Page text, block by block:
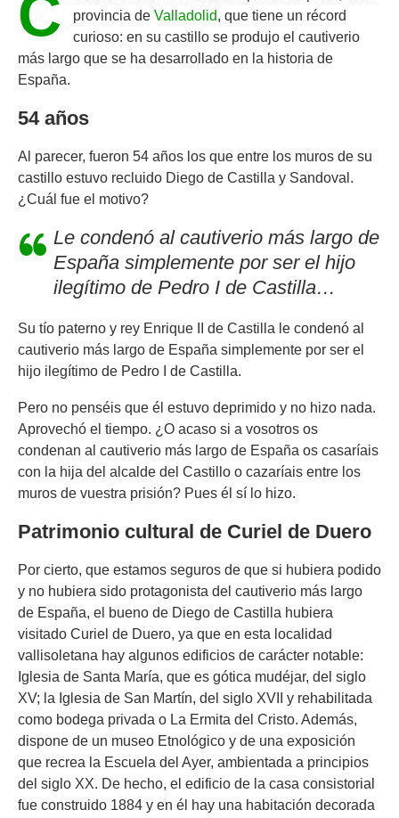
C
provincia de Valladolid, que tiene un récord
curioso: en su castillo se produjo el cautiverio
más largo que se ha desarrollado en la historia de
España.
54 años
Al parecer, fueron 54 años los que entre los muros de su
castillo estuvo recluido Diego de Castilla y Sandoval.
¿Cuál fue el motivo?
Le condenó al cautiverio más largo de
España simplemente por ser el hijo
ilegítimo de Pedro I de Castilla…
Su tío paterno y rey Enrique II de Castilla le condenó al
cautiverio más largo de España simplemente por ser el
hijo ilegítimo de Pedro I de Castilla.
Pero no penséis que él estuvo deprimido y no hizo nada.
Aprovechó el tiempo. ¿O acaso si a vosotros os
condenan al cautiverio más largo de España os casaríais
con la hija del alcalde del Castillo o cazaríais entre los
muros de vuestra prisión? Pues él sí lo hizo.
Patrimonio cultural de Curiel de Duero
Por cierto, que estamos seguros de que si hubiera podido
y no hubiera sido protagonista del cautiverio más largo
de España, el bueno de Diego de Castilla hubiera
visitado Curiel de Duero, ya que en esta localidad
vallisoletana hay algunos edificios de carácter notable:
Iglesia de Santa María, que es gótica mudéjar, del siglo
XV; la Iglesia de San Martín, del siglo XVII y rehabilitada
como bodega privada o La Ermita del Cristo. Además,
dispone de un museo Etnológico y de una exposición
que recrea la Escuela del Ayer, ambientada a principios
del siglo XX. De hecho, el edificio de la casa consistorial
fue construido 1884 y en él hay una habitación decorada